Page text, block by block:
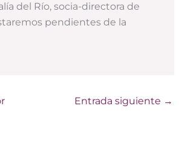
del Río, socia-directora de
pendientes de la
Entrada siguiente →